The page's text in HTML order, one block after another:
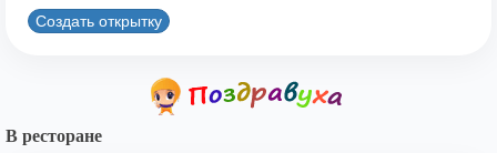
Создать открытку
В ресторане